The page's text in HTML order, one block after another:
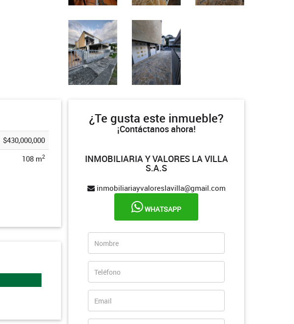
$430,000,000
108 m2
¿Te gusta este inmueble?
¡Contáctanos ahora!
INMOBILIARIA Y VALORES LA VILLA
S.A.S
inmobiliariayvaloreslavilla@gmail.com
WHATSAPP